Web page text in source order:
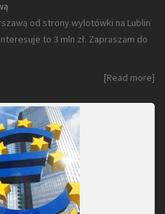
od strony wylotówki na Lublin
to 3 mln zł. Zapraszam do
[Read more]